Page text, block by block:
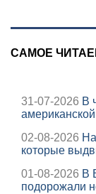
САМОЕ
31-07-2026 В
02-08-2026
которые
01-08-2026 В
подорожали